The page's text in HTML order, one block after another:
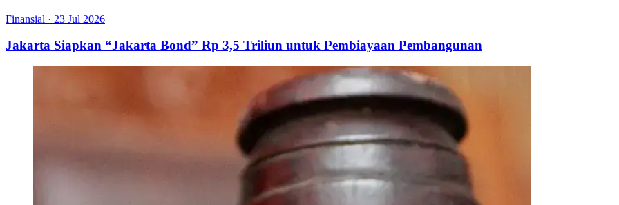
Finansial · 23 Jul 2026
Jakarta Siapkan “Jakarta Bond” Rp 3,5 Triliun untuk Pembiayaan Pembangunan